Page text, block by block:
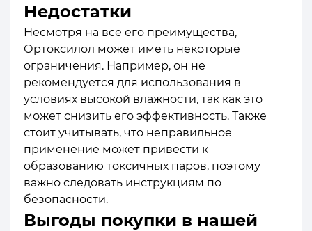
Недостатки
Несмотря на все его преимущества,
Ортоксилол может иметь некоторые
ограничения. Например, он не
рекомендуется для использования в
условиях высокой влажности, так как это
может снизить его эффективность. Также
стоит учитывать, что неправильное
применение может привести к
образованию токсичных паров, поэтому
важно следовать инструкциям по
безопасности.
Выгоды покупки в нашей